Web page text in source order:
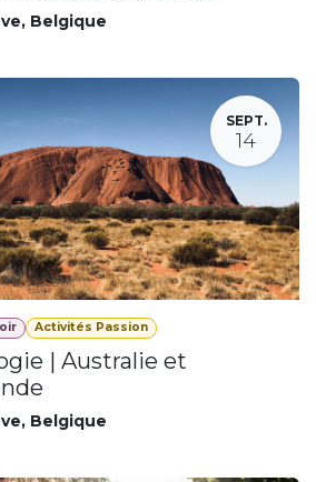
, Belgique
SEPT.
14
Activités Passion
| Australie et
, Belgique